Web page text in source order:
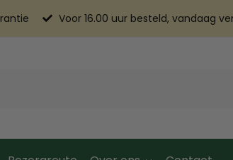
Voor 16.00 uur besteld, vandaag